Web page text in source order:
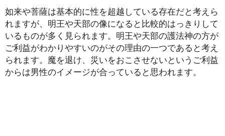
如来や菩薩は基本的に性を超越している存在だと考えら
れますが、明王や天部の像になると比較的はっきりして
いるものが多く見られます。明王や天部の護法神の方が
ご利益がわかりやすいのがその理由の一つであると考え
られます。魔を退け、災いをおこさせないというご利益
からは男性のイメージが合っていると思われます。